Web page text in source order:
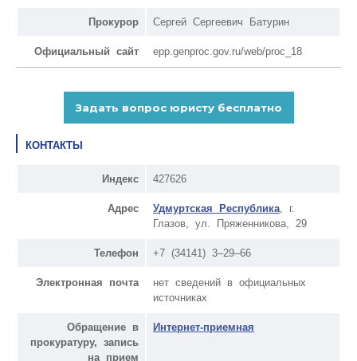
Прокурор Сергей Сергеевич Батурин
Официальный сайт epp.genproc.gov.ru/web/proc_18
КОНТАКТЫ
Индекс 427626
Адрес Удмуртская Республика , г.
Глазов, ул. Пряженникова, 29
Телефон +7 (34141) 3–29–66
Электронная почта
нет сведений в официальных
источниках
Обращение в
прокуратуру, запись
на прием
Интернет-приемная